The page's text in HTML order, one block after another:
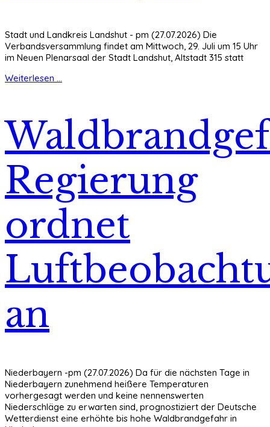
Stadt und Landkreis Landshut - pm (27.07.2026) Die
Verbandsversammlung findet am Mittwoch, 29. Juli um 15 Uhr
im Neuen Plenarsaal der Stadt Landshut, Altstadt 315 statt
Weiterlesen ...
Regierung
ordnet
an
Niederbayern -pm (27.07.2026) Da für die nächsten Tage in
Niederbayern zunehmend heißere Temperaturen
vorhergesagt werden und keine nennenswerten
Niederschläge zu erwarten sind, prognostiziert der Deutsche
Wetterdienst eine erhöhte bis hohe Waldbrandgefahr in